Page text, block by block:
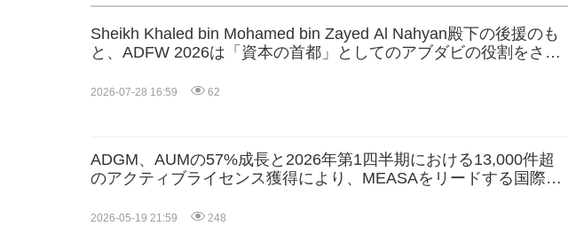
Sheikh Khaled bin Mohamed bin Zayed Al Nahyan殿下の後援のも
と、ADFW 2026は「資本の首都」としてのアブダビの役割をさら
2026-07-28 16:59 62
ADGM、AUMの57%成長と2026年第1四半期における13,000件超
のアクティブライセンス獲得により、MEASAをリードする国際金
2026-05-19 21:59 248